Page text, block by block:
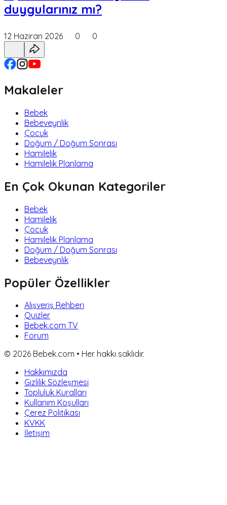
duygularınız mı?
12 Haziran 2026 0 0
Makaleler
Bebek
Bebeveynlik
Çocuk
Doğum / Doğum Sonrası
Hamilelik
Hamilelik Planlama
En Çok Okunan Kategoriler
Bebek
Hamilelik
Çocuk
Hamilelik Planlama
Doğum / Doğum Sonrası
Bebeveynlik
Popüler Özellikler
Alışveriş Rehberi
Quizler
Bebek.com TV
Forum
© 2026 Bebek.com • Her hakkı saklıdır.
Hakkımızda
Gizlilik Sözleşmesi
Topluluk Kuralları
Kullanım Koşulları
Çerez Politikası
KVKK
İletişim